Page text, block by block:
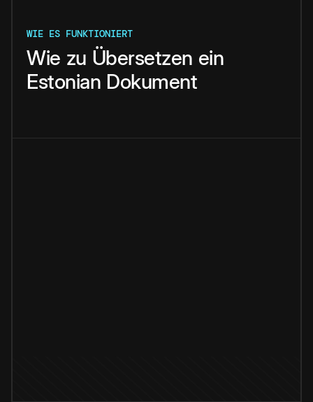
WIE ES FUNKTIONIERT
Wie zu Übersetzen ein
Estonian Dokument